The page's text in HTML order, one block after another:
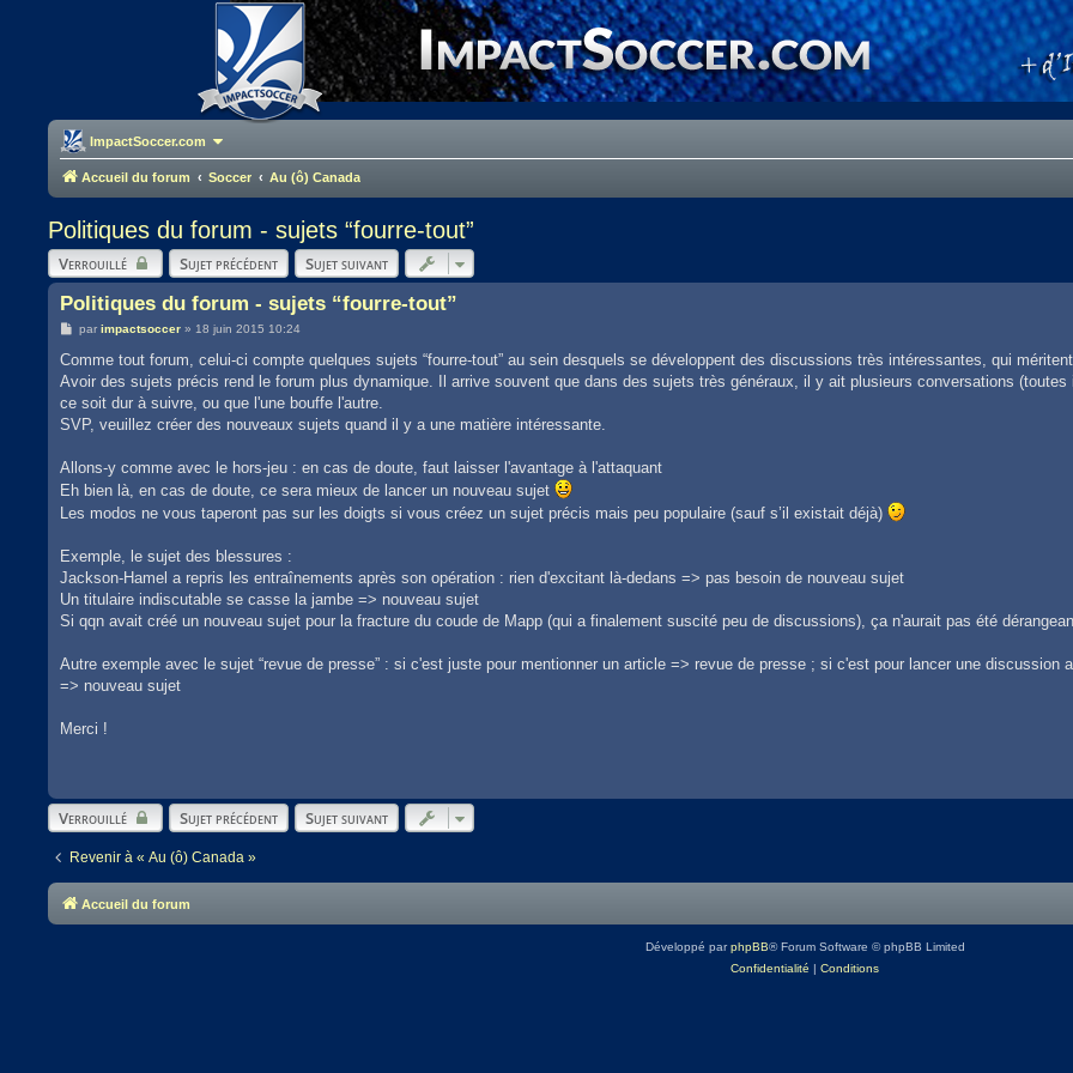
ImpactSoccer.com
Accueil du forum Soccer Au (ô) Canada
Politiques du forum - sujets “fourre-tout”
Verrouillé Sujet précédent Sujet suivant
Politiques du forum - sujets “fourre-tout”
M
s
a
g
parimpactsoccer » 18 juin 2015 10:24
Comme tout forum, celui-ci compte quelques sujets “fourre-tout” au sein desquels se développent des discussions très intéressantes, qui
Avoir des sujets précis rend le forum plus dynamique. Il arrive souvent que dans des sujets très généraux, il y ait plusieurs conversations (toutes
ce soit dur à suivre, ou que l'une bouffe l'autre.
SVP, veuillez créer des nouveaux sujets quand il y a une matière intéressante.
Allons-y comme avec le hors-jeu : en cas de doute, faut laisser l'avantage à l'attaquant
Eh bien là, en cas de doute, ce sera mieux de lancer un nouveau sujet
Les modos ne vous taperont pas sur les doigts si vous créez un sujet précis mais peu populaire (sauf s’il existait déjà)
Exemple, le sujet des blessures :
Jackson-Hamel a repris les entraînements après son opération : rien d'excitant là-dedans => pas besoin de nouveau sujet
Un titulaire indiscutable se casse la jambe => nouveau sujet
Si qqn avait créé un nouveau sujet pour la fracture du coude de Mapp (qui a finalement suscité peu de discussions), ça n'aurait pas été
Autre exemple avec le sujet “revue de presse” : si c'est juste pour mentionner un article => revue de presse ; si c'est pour lancer une discussion
=> nouveau sujet
Merci !
Verrouillé Sujet précédent Sujet suivant
Revenir à « Au (ô) Canada »
Accueil du forum
Développé parphpBB® Forum Software © phpBB Limited
Confidentialité | Conditions